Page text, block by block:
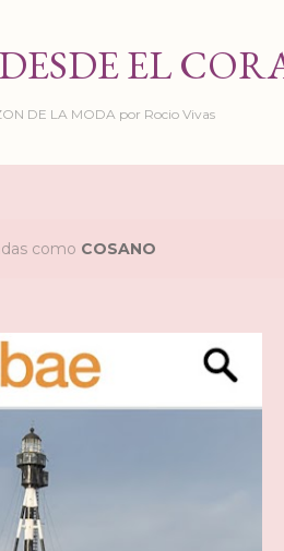
EL
DE LA MODA por Rocio Vivas
como COSANO